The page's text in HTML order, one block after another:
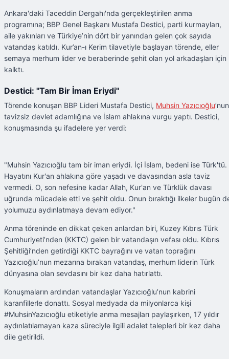
Ankara'daki Taceddin Dergahı'nda gerçekleştirilen anma
programına; BBP Genel Başkanı Mustafa Destici, parti kurmayları,
aile yakınları ve Türkiye’nin dört bir yanından gelen çok sayıda
vatandaş katıldı. Kur’an-ı Kerim tilavetiyle başlayan törende, eller
semaya merhum lider ve beraberinde şehit olan yol arkadaşları için
kalktı.
Destici: "Tam Bir İman Eriydi"
Törende konuşan BBP Lideri Mustafa Destici, Muhsin Yazıcıoğlu’nun
tavizsiz devlet adamlığına ve İslam ahlakına vurgu yaptı. Destici,
konuşmasında şu ifadelere yer verdi:
"Muhsin Yazıcıoğlu tam bir iman eriydi. İçi İslam, bedeni ise Türk'tü.
Hayatını Kur'an ahlakına göre yaşadı ve davasından asla taviz
vermedi. O, son nefesine kadar Allah, Kur'an ve Türklük davası
uğrunda mücadele etti ve şehit oldu. Onun bıraktığı ilkeler bugün
yolumuzu aydınlatmaya devam ediyor."
Anma töreninde en dikkat çeken anlardan biri, Kuzey Kıbrıs Türk
Cumhuriyeti’nden (KKTC) gelen bir vatandaşın vefası oldu. Kıbrıs
Şehitliği’nden getirdiği KKTC bayrağını ve vatan toprağını
Yazıcıoğlu’nun mezarına bırakan vatandaş, merhum liderin Türk
dünyasına olan sevdasını bir kez daha hatırlattı.
Konuşmaların ardından vatandaşlar Yazıcıoğlu’nun kabrini
karanfillerle donattı. Sosyal medyada da milyonlarca kişi
#MuhsinYazıcıoğlu etiketiyle anma mesajları paylaşırken, 17 yıldır
aydınlatılamayan kaza süreciyle ilgili adalet talepleri bir kez daha
dile getirildi.